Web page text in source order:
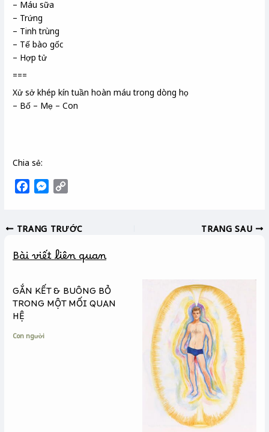
– Máu sữa
– Trứng
– Tinh trùng
– Tế bào gốc
– Hợp tử
===
Xử sở khép kín tuần hoàn máu trong dòng họ
– Bố – Mẹ – Con
Chia sẻ:
e
o
k
M
s
n
e
r
y
i
k
TRANG TRƯỚC TRANG SAU
Bài viết liên quan
GẮN KẾT & BUÔNG BỎ
TRONG MỘT MỐI QUAN
HỆ
Con người